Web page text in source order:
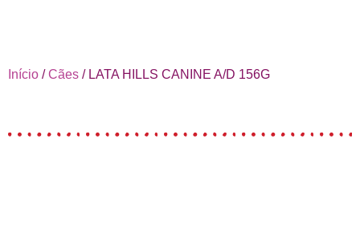
Início /Cães / LATA HILLS CANINE A/D 156G